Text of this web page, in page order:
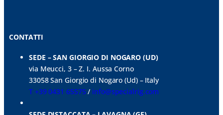
CONTATTI
SEDE – SAN GIORGIO DI NOGARO (UD)
via Meucci, 3 – Z. I. Aussa Corno
33058 San Giorgio di Nogaro (Ud) – Italy
T +39 0431 65575/ info@specialrig.com